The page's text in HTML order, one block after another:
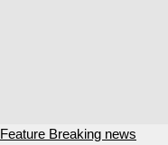
Feature Breaking news